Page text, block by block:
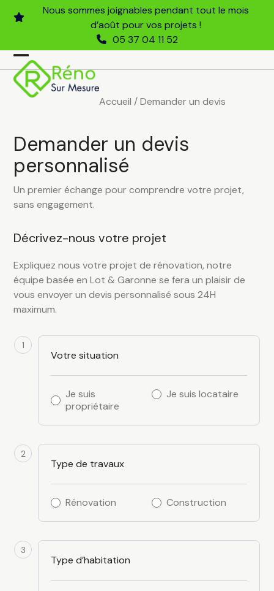
Nous sommes joignables pendant tout le mois
d’août pour vos projets !
05 37 04 11 52
Open
mobile
Close
mobile
Accueil /Demander un devis
Demander un devis
personnalisé
Un premier échange pour comprendre votre projet,
sans engagement.
Décrivez-nous votre projet
Expliquez nous votre projet de rénovation, notre
équipe basée en Lot & Garonne se fera un plaisir de
vous envoyer un devis personnalisé sous 24H
maximum.
de
devis
1
Votre situation
Je suis
propriétaire
Je suis locataire
2
Type de travaux
Rénovation Construction
3
Type d’habitation